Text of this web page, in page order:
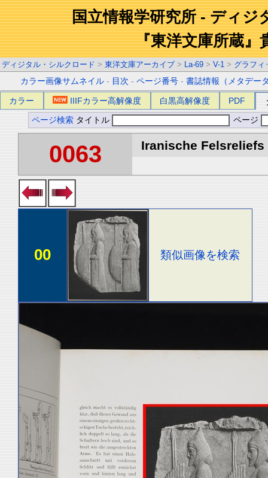
国立情報学研究所 - ディジ
『東洋文庫所蔵』
ディジタル・シルクロード > 東洋文庫アーカイブ > La-69 > V-1 > グラフィ
カラー画像サムネイル - 目次 -ページ番号 -書誌情報（メタデー
カラー IIIFカラー高解像度 白黒高解像度 PDF
ページ検索 タイトル ページ
0063 Iranische Felsreliefs
00 類似画像を検索